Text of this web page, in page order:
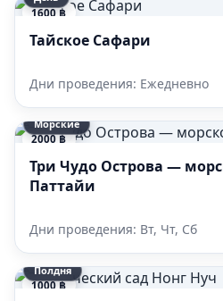
1600 ฿
Тайское Сафари
Дни проведения: Ежедневно
2000 ฿
Морские
Три Чудо Острова —
Паттайи
Дни проведения: Вт, Чт, Сб
1000 ฿
Полдня